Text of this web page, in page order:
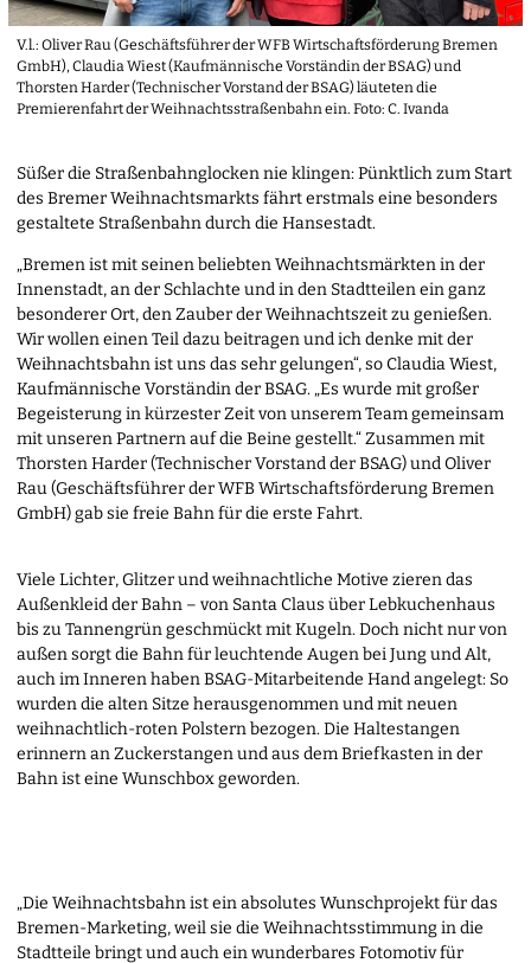
V.l.: Oliver Rau (Geschäftsführer der WFB Wirtschaftsförderung Bremen
GmbH), Claudia Wiest (Kaufmännische Vorständin der BSAG) und
Thorsten Harder (Technischer Vorstand der BSAG) läuteten die
Premierenfahrt der Weihnachtsstraßenbahn ein. Foto: C. Ivanda
Süßer die Straßenbahnglocken nie klingen: Pünktlich zum Start
des Bremer Weihnachtsmarkts fährt erstmals eine besonders
gestaltete Straßenbahn durch die Hansestadt.
„Bremen ist mit seinen beliebten Weihnachtsmärkten in der
Innenstadt, an der Schlachte und in den Stadtteilen ein ganz
besonderer Ort, den Zauber der Weihnachtszeit zu genießen.
Wir wollen einen Teil dazu beitragen und ich denke mit der
Weihnachtsbahn ist uns das sehr gelungen“, so Claudia Wiest,
Kaufmännische Vorständin der BSAG. „Es wurde mit großer
Begeisterung in kürzester Zeit von unserem Team gemeinsam
mit unseren Partnern auf die Beine gestellt.“ Zusammen mit
Thorsten Harder (Technischer Vorstand der BSAG) und Oliver
Rau (Geschäftsführer der WFB Wirtschaftsförderung Bremen
GmbH) gab sie freie Bahn für die erste Fahrt.
Viele Lichter, Glitzer und weihnachtliche Motive zieren das
Außenkleid der Bahn – von Santa Claus über Lebkuchenhaus
bis zu Tannengrün geschmückt mit Kugeln. Doch nicht nur von
außen sorgt die Bahn für leuchtende Augen bei Jung und Alt,
auch im Inneren haben BSAG-Mitarbeitende Hand angelegt: So
wurden die alten Sitze herausgenommen und mit neuen
weihnachtlich-roten Polstern bezogen. Die Haltestangen
erinnern an Zuckerstangen und aus dem Briefkasten in der
Bahn ist eine Wunschbox geworden.
„Die Weihnachtsbahn ist ein absolutes Wunschprojekt für das
Bremen-Marketing, weil sie die Weihnachtsstimmung in die
Stadtteile bringt und auch ein wunderbares Fotomotiv für